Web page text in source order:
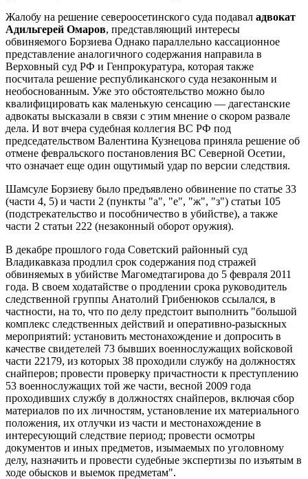
Жалобу на решение североосетинского суда подавал адвокат
Адильгерей Омаров, представляющий интересы
обвиняемого Борзиева Однако параллельно кассационное
представление аналогичного содержания направила в
Верховный суд РФ и Генпрокуратура, которая также
посчитала решение республиканского суда незаконным и
необоснованным. Уже это обстоятельство можно было
квалифицировать как маленькую сенсацию — дагестанские
адвокаты высказали в связи с этим мнение о скором развале
дела. И вот вчера судебная коллегия ВС РФ под
председательством Валентина Кузнецова приняла решение об
отмене февральского постановления ВС Северной Осетии,
что означает еще один ощутимый удар по версии следствия.
Шамсуле Борзиеву было предъявлено обвинение по статье 33
(части 4, 5) и части 2 (пункты "а", "е", "ж", "з") статьи 105
(подстрекательство и пособничество в убийстве), а также
части 2 статьи 222 (незаконный оборот оружия).
В декабре прошлого года Советский районный суд
Владикавказа продлил срок содержания под стражей
обвиняемых в убийстве Магомедтагирова до 5 февраля 2011
года. В своем ходатайстве о продлении срока руководитель
следственной группы Анатолий Грибенюков ссылался, в
частности, на то, что по делу предстоит выполнить "большой
комплекс следственных действий и оперативно-разыскных
мероприятий: установить местонахождение и допросить в
качестве свидетелей 73 бывших военнослужащих войсковой
части 22179, из которых 38 проходили службу на должностях
снайперов; провести проверку причастности к преступлению
53 военнослужащих той же части, весной 2009 года
проходивших службу в должностях снайперов, включая сбор
материалов по их личностям, установление их материального
положения, их отлучки из части и местонахождение в
интересующий следствие период; провести осмотры
документов и иных предметов, изымаемых по уголовному
делу, назначить и провести судебные экспертизы по изъятым в
ходе обысков и выемок предметам".